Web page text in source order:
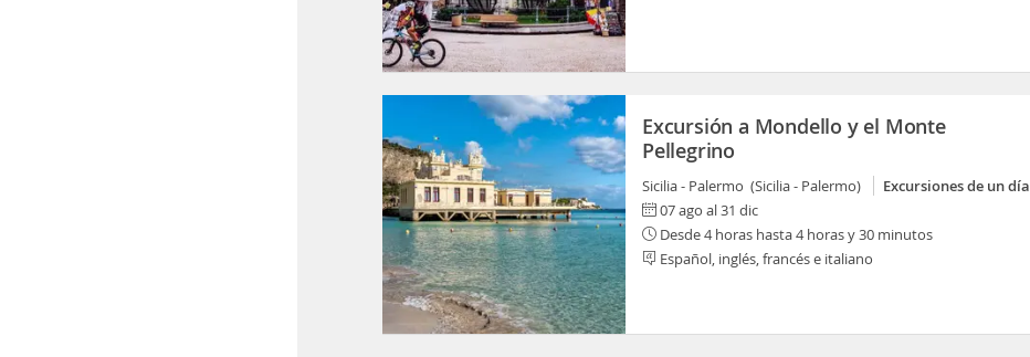
Excursión a Mondello y el Monte
Pellegrino
Sicilia - Palermo (Sicilia - Palermo)
Excursiones de un día
07 ago al 31 dic
Desde 4 horas hasta 4 horas y 30 minutos
Español, inglés, francés e italiano